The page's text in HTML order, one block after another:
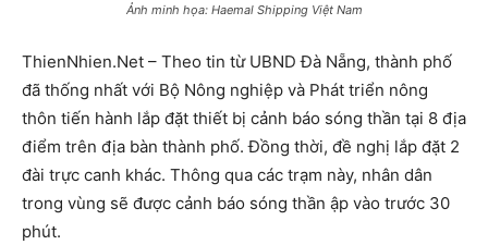
Ảnh minh họa: Haemal Shipping Việt Nam
ThienNhien.Net – Theo tin từ UBND Đà Nẵng, thành phố
đã thống nhất với Bộ Nông nghiệp và Phát triển nông
thôn tiến hành lắp đặt thiết bị cảnh báo sóng thần tại 8 địa
điểm trên địa bàn thành phố. Đồng thời, đề nghị lắp đặt 2
đài trực canh khác. Thông qua các trạm này, nhân dân
trong vùng sẽ được cảnh báo sóng thần ập vào trước 30
phút.